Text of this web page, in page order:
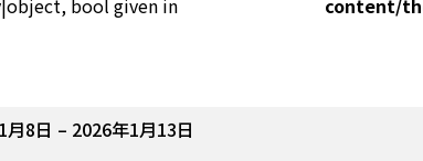
bool given in
content/
月8日 – 2026年1月13日